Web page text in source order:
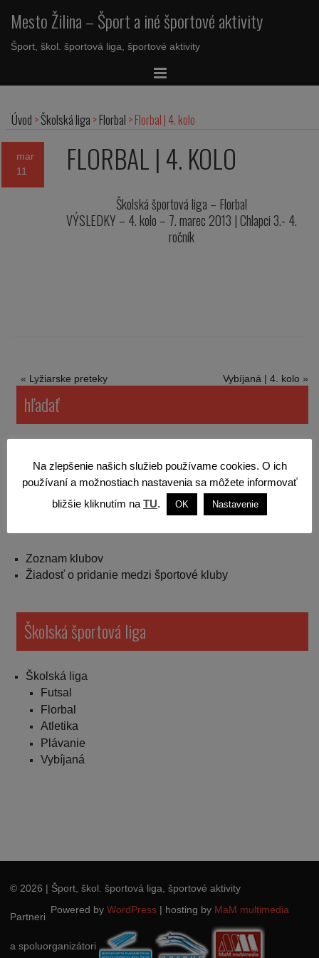
Mesto Žilina – Šport a iné športové aktivity
Šport, škol. športová liga, športové aktivity
Úvod >Školská liga >Florbal >Florbal | 4. kolo
mar
11
FLORBAL | 4. KOLO
Školská športová liga – Florbal
VÝSLEDKY – 4. kolo – 7. marec 2013 | Chlapci 3.- 4.
ročník
« Lyžiarske preteky Vybíjaná | 4. kolo »
hľadať
Športové kluby v Žiline
Zoznam klubov
Žiadosť o pridanie medzi športové kluby
Školská športová liga
Školská liga
Futsal
Florbal
Atletika
Plávanie
Vybíjaná
© 2026 | Šport, škol. športová liga, športové aktivity
Powered by WordPress | hosting by MaM multimedia
Partneri
a spoluorganizátori
Na zlepšenie našich služieb používame cookies. O ich
používaní a možnostiach nastavenia sa môžete informovať
bližšie kliknutím na TU. OK Nastavenie